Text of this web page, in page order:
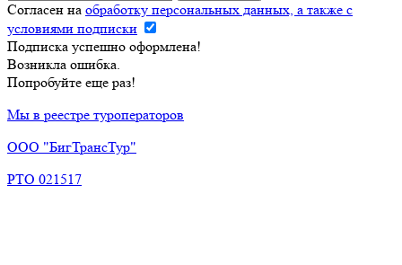
Согласен на обработку персональных данных, а также с
условиями подписки
Подписка успешно оформлена!
Возникла ошибка.
Попробуйте еще раз!
Мы в реестре туроператоров
ООО "БигТрансТур"
РТО 021517